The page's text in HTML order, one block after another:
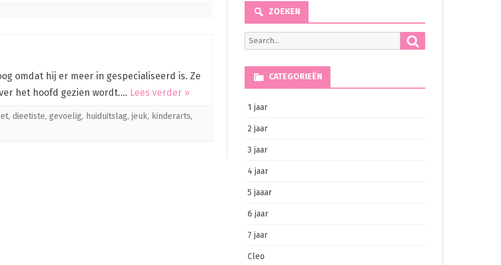
omdat hij er meer in gespecialiseerd is. Ze
het hoofd gezien wordt…. Lees verder »
, dieetiste, gevoelig, huiduitslag, jeuk, kinderarts,
ZOEKEN
Search
for:
CATEGORIEËN
1 jaar
2 jaar
3 jaar
4 jaar
5 jaaar
6 jaar
7 jaar
Cleo